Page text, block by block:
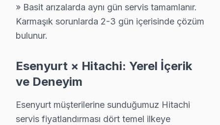
Selahaddin Eyyubi'de Hitachi TV ekran değişimi
Selahaddin Eyyubi Hitachi Anakart Tamiri →
Esenyurt'da Sultaniye mahallesi Hitachi kullanıcıları
Hitachi Servis Merkezi →
Esenyurt'da Süleymaniye bölgesi dahil tüm hizmet
» Basit arızalarda aynı gün servis tamamlanır.
Karmaşık sorunlarda 2-3 gün içerisinde çözüm
bulunur.
Esenyurt × Hitachi: Yerel İçerik
ve Deneyim
Esenyurt müşterilerine sunduğumuz Hitachi
servis fiyatlandırması dört temel ilkeye